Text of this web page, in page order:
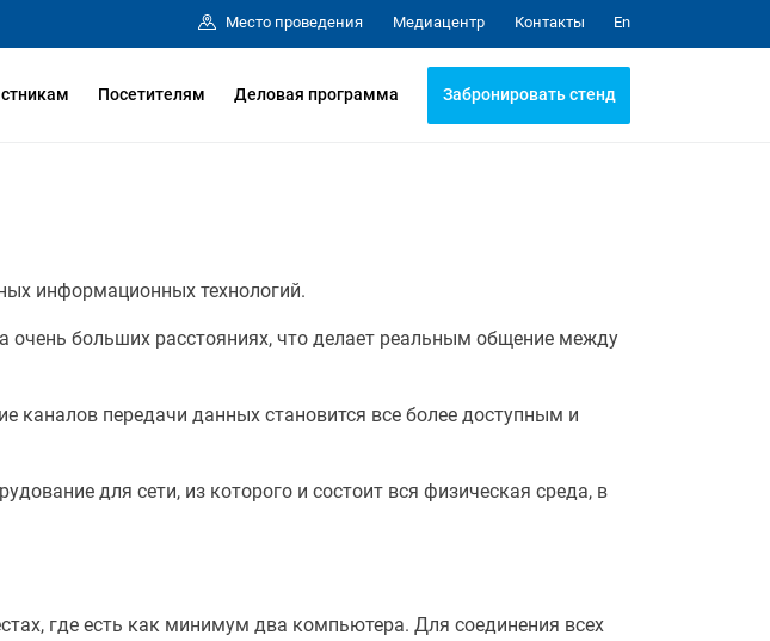
Место проведения Медиацентр Контакты En
Посетителям Деловая программа Забронировать стенд
информационных технологий.
больших расстояниях, что делает реальным общение между
каналов передачи данных становится все более доступным и
для сети, из которого и состоит вся физическая среда, в
где есть как минимум два компьютера. Для соединения всех